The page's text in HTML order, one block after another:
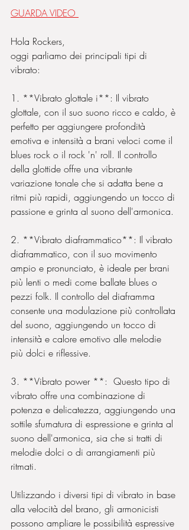
GUARDA VIDEO
Hola Rockers,
oggi parliamo dei principali tipi di
vibrato:
1. **Vibrato glottale i**: Il vibrato
glottale, con il suo suono ricco e caldo, è
perfetto per aggiungere profondità
emotiva e intensità a brani veloci come il
blues rock o il rock 'n' roll. Il controllo
della glottide offre una vibrante
variazione tonale che si adatta bene a
ritmi più rapidi, aggiungendo un tocco di
passione e grinta al suono dell'armonica.
2. **Vibrato diaframmatico**: Il vibrato
diaframmatico, con il suo movimento
ampio e pronunciato, è ideale per brani
più lenti o medi come ballate blues o
pezzi folk. Il controllo del diaframma
consente una modulazione più controllata
del suono, aggiungendo un tocco di
intensità e calore emotivo alle melodie
più dolci e riflessive.
3. **Vibrato power **:  Questo tipo di
vibrato offre una combinazione di
potenza e delicatezza, aggiungendo una
sottile sfumatura di espressione e grinta al
suono dell'armonica, sia che si tratti di
melodie dolci o di arrangiamenti più
ritmati.
Utilizzando i diversi tipi di vibrato in base
alla velocità del brano, gli armonicisti
possono ampliare le possibilità espressive